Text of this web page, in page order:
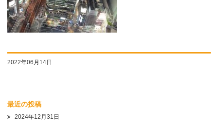
2022年06月14日
最近の投稿
2024年12月31日